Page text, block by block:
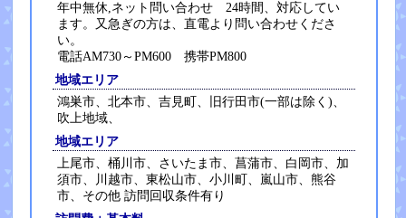
年中無休,ネット問い合わせ 24時間、対応してい
ます。又急ぎの方は、直電より問い合わせくださ
い。
電話AM730～PM600 携帯PM800
地域エリア
鴻巣市、北本市、吉見町、旧行田市(一部は除く)、
吹上地域、
地域エリア
上尾市、桶川市、さいたま市、菖蒲市、白岡市、加
須市、川越市、東松山市、小川町、嵐山市、熊谷
市、その他 訪問回収条件有り